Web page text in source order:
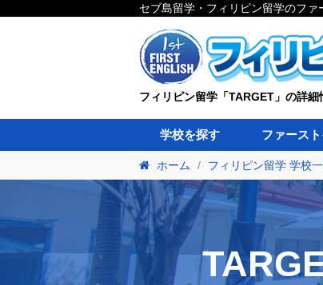
セブ島留学・フィリピン留学のファ
フィリピン留学「TARGET」の詳
学校を探す ファース
ホーム フィリピン留学 学校